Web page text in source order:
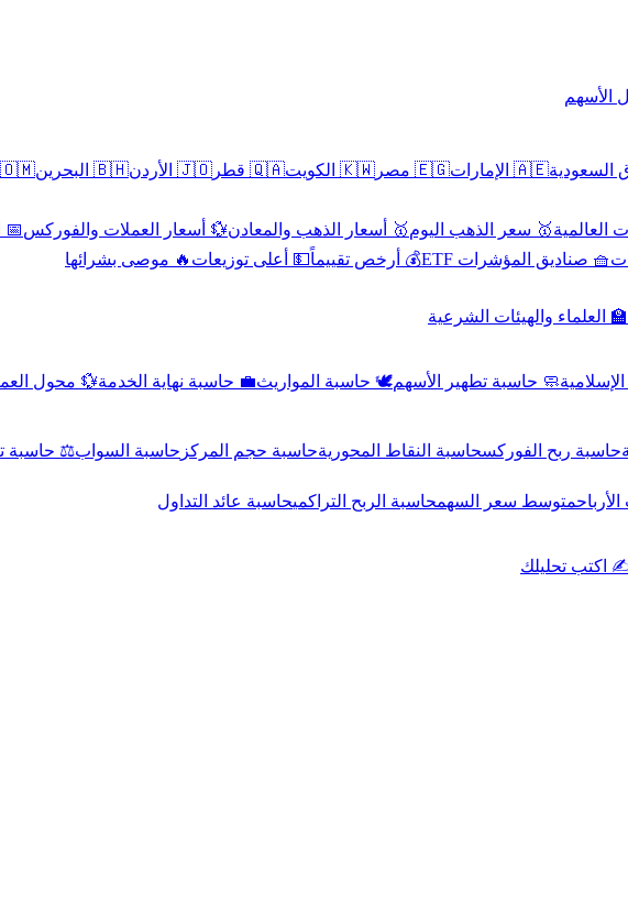
الأسهم
🇦🇪 الإمارات 🇪🇬 مصر 🇰🇼 الكويت 🇶🇦 قطر 🇯🇴 الأردن 🇧🇭 البحرين 🇴🇲 عُمان
العالمية🥇 سعر الذهب اليوم🥇 أسعار الذهب والمعادن💱 أسعار العملات والفوركس📅
🧺 صناديق المؤشرات ETF 💰 أرخص تقييماً💵 أعلى توزيعات 🔥 موصى بشرائها
العلماء والهيئات الشرعية
🧼 حاسبة تطهير الأسهم🕊️ حاسبة المواريث💼 حاسبة نهاية الخدمة💱 محول
حاسبة ربح الفوركسحاسبة النقاط المحوريةحاسبة حجم المركز حاسبة السواب⚖️ حاسبة
متوسط سعر السهمحاسبة الربح التراكميحاسبة عائد التداول
اكتب تحليلك